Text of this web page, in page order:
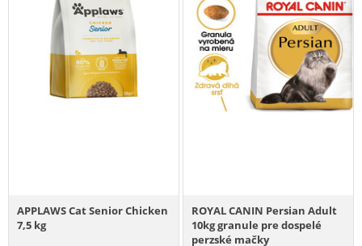
APPLAWS Cat Senior Chicken
7,5 kg
ROYAL CANIN Persian Adult
10kg granule pre dospelé
perzské mačky